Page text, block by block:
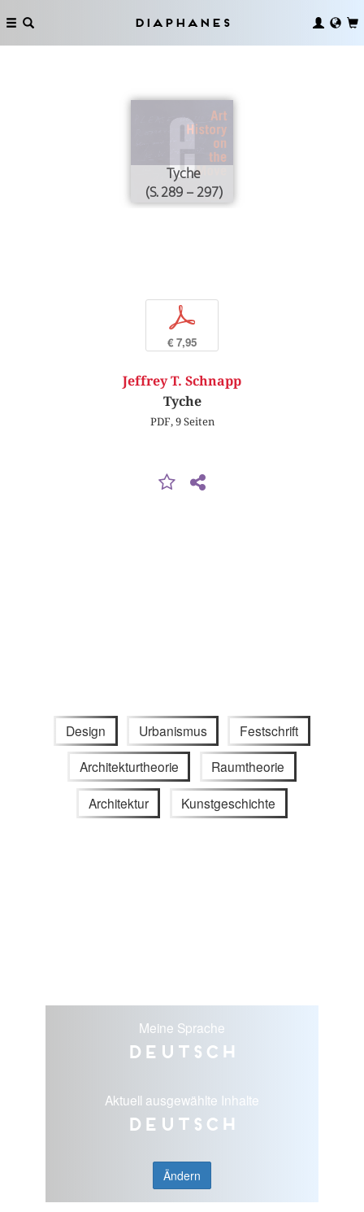
Diaphanes
Tyche
(S. 289 – 297)
p
€ 7,95
Jeffrey T. Schnapp
Tyche
PDF, 9 Seiten
Design Urbanismus Festschrift
Architekturtheorie Raumtheorie
Architektur Kunstgeschichte
Meine Sprache
Deutsch
Aktuell ausgewählte Inhalte
Deutsch
Ändern